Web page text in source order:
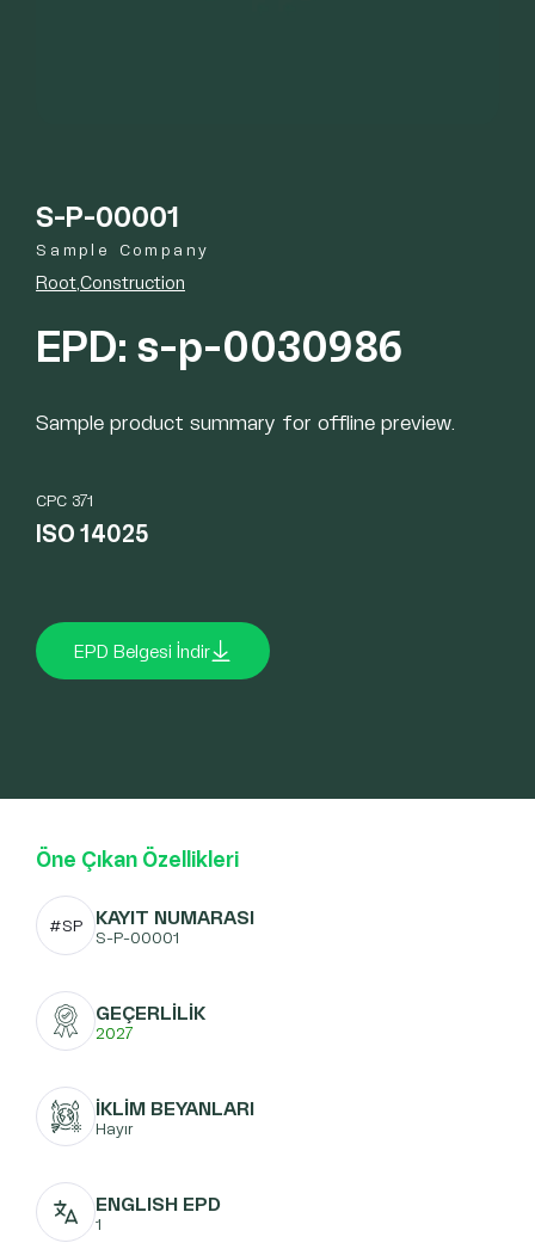
S-P-00001
Sample Company
RootConstruction
EPD: s-p-0030986
Sample product summary for offline preview.
CPC 371
ISO 14025
EPD Belgesi İndir
Öne Çıkan Özellikleri
#SP KAYIT NUMARASI
S-P-00001
GEÇERLİLİK
2027
İKLİM BEYANLARI
Hayır
ENGLISH EPD
1